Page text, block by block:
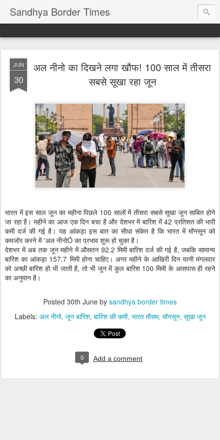
Sandhya Border Times
JUN
30
अल नीनो का दिखने लगा खौफ! 100 साल में तीसरा
सबसे सूखा रहा जून
भारत में इस साल जून का महीना पिछले 100 सालों में तीसरा सबसे सूखा जून साबित होने
जा रहा है। महीने का आज एक दिन बचा है और देशभर में बारिश में 42 प्रतिशत की भारी
कमी दर्ज की गई है। यह आंकड़ा इस बात का सीधा संकेत है कि भारत में मॉनसून को
कमजोर करने में 'अल नीनोÓ का प्रभाव शुरू हो चुका है।
देशभर में अब तक जून महीने में औसतन 92.2 मिमी बारिश दर्ज की गई है, जबकि सामान्य
बारिश का आंकड़ा 157.7 मिमी होना चाहिए। अगर महीने के आखिरी दिन यानी मंगलवार
को अच्छी बारिश हो भी जाती है, तो भी जून में कुल बारिश 100 मिमी के आसपास ही रहने
का अनुमान है।
Posted 30th June by sandhya border times
Labels: अल नीनो जून बारिश बारिश की कमी भारत मौसम मॉनसून सूखा जून
0 Add a comment